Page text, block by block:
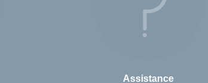
Assistance